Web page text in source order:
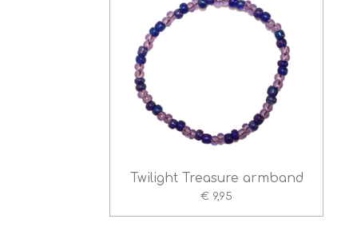
Twilight Treasure armband
€ 9,95